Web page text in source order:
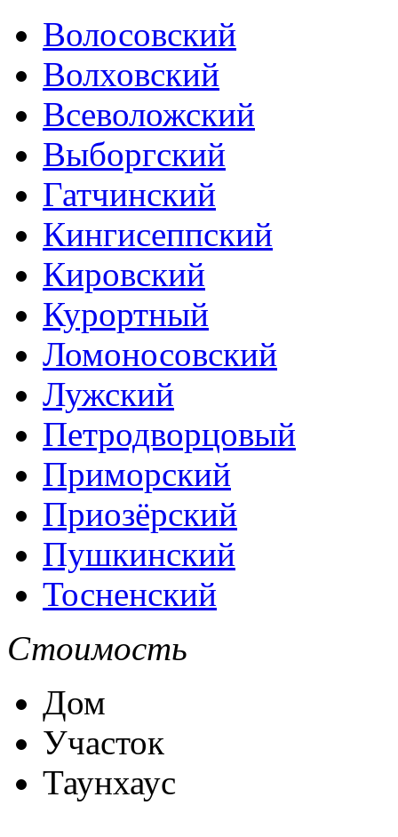
Волосовский
Волховский
Всеволожский
Выборгский
Гатчинский
Кингисеппский
Кировский
Курортный
Ломоносовский
Лужский
Петродворцовый
Приморский
Приозёрский
Пушкинский
Тосненский
Стоимость
Дом
Участок
Таунхаус